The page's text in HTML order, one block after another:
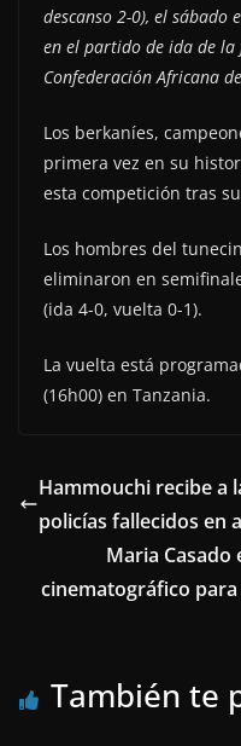
descanso 2-0), el sábado
en el partido de ida de la
Confederación Africana
Los berkaníes,
primera vez en su
esta competición tras
Los hombres del
eliminaron en
(ida 4-0, vuelta 0-1).
La vuelta está
(16h00) en Tanzania.
Hammouchi recibe a
policías fallecidos en
Maria Casado
cinematográfico
También te